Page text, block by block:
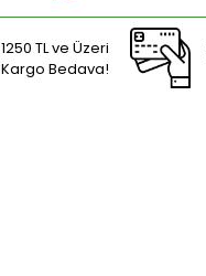
1250 TL ve Üzeri
Kargo Bedava!